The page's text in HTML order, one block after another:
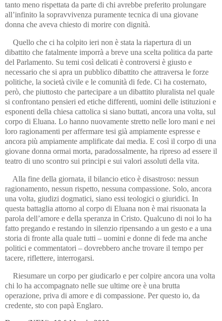
tanto meno rispettata da parte di chi avrebbe preferito prolungare
all’infinito la sopravvivenza puramente tecnica di una giovane
donna che aveva chiesto di morire con dignità.
Quello che ci ha colpito ieri non è stata la riapertura di un
dibattito che fatalmente imporrà a breve una scelta politica da parte
del Parlamento. Su temi così delicati è controversi è giusto e
necessario che si apra un pubblico dibattito che attraversa le forze
politiche, la società civile e le comunità di fede. Ci ha costernato,
però, che piuttosto che partecipare a un dibattito pluralista nel quale
si confrontano pensieri ed etiche differenti, uomini delle istituzioni e
esponenti della chiesa cattolica si siano buttati, ancora una volta, sul
corpo di Eluana. Lo hanno nuovamente stretto nelle loro mani e nei
loro ragionamenti per affermare tesi già ampiamente espresse e
ancora più ampiamente amplificate dai media. E così il corpo di una
giovane donna ormai morta, paradossalmente, ha ripreso ad essere il
teatro di uno scontro sui principi e sui valori assoluti della vita.
Alla fine della giornata, il bilancio etico è disastroso: nessun
ragionamento, nessun rispetto, nessuna compassione. Solo, ancora
una volta, giudizi dogmatici, siano essi teologici o giuridici. In
questa battaglia attorno al corpo di Eluana non è mai risuonata la
parola dell’amore e della speranza in Cristo. Qualcuno di noi lo ha
fatto pregando e restando in silenzio ripensando a un gesto e a una
storia di fronte alla quale tutti – uomini e donne di fede ma anche
politici e commentatori – dovrebbero anche trovare il tempo per
tacere, riflettere, interrogarsi.
Riesumare un corpo per giudicarlo e per colpire ancora una volta
chi lo ha accompagnato nelle sue ultime ore è una brutta
operazione, priva di amore e di compassione. Per questo io, da
credente, sto con papà Englaro.